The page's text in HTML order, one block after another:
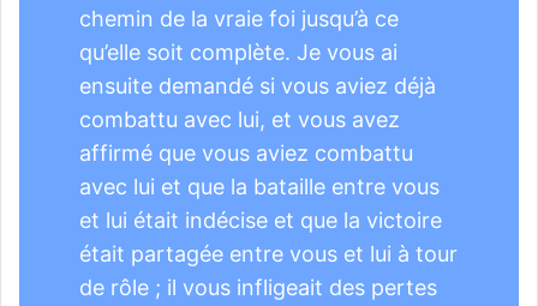
chemin de la vraie foi jusqu’à ce
qu’elle soit complète. Je vous ai
ensuite demandé si vous aviez déjà
combattu avec lui, et vous avez
affirmé que vous aviez combattu
avec lui et que la bataille entre vous
et lui était indécise et que la victoire
était partagée entre vous et lui à tour
de rôle ; il vous infligeait des pertes